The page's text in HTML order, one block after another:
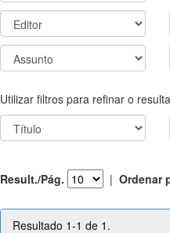
Utilizar filtros para refinar o
Result./Pág. | Ordenar
Resultado 1-1 de 1.